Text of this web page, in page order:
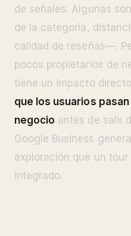
de señales. Algunas
de la categoría,
calidad de reseñas—.
pocos propietarios de
tiene un impacto
que los usuarios
negocio antes de salir
Google Business
exploración que un
integrado.